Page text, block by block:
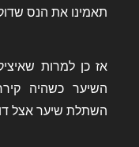
תאמינו את הנס
אז כן למרות
השתלת שיער אצל